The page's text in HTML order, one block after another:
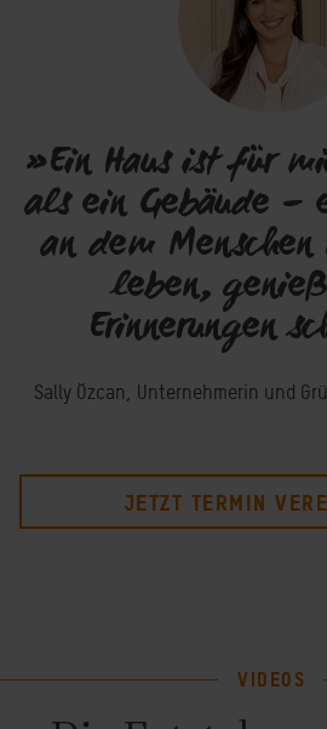
»Ein Haus ist für
als ein Gebäude –
an dem
leben,
Erinnerungen
Sally Özcan, Unternehmerin und
JETZT TERMIN
VIDEOS